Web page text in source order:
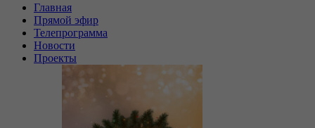
Главная
Прямой эфир
Телепрограмма
Новости
Проекты